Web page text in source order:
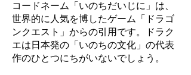
コードネーム「いのちだいじに」は、
世界的に人気を博したゲーム「ドラゴ
ンクエスト」からの引用です。ドラク
エは日本発の「いのちの文化」の代表
作のひとつにちがいないでしょう。